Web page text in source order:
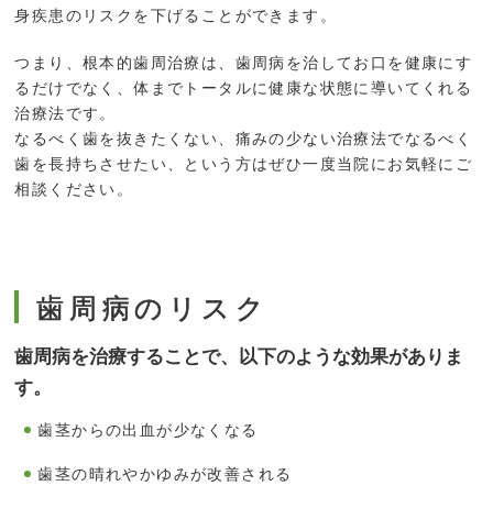
身疾患のリスクを下げることができます。
つまり、根本的歯周治療は、歯周病を治してお口を健康にす
るだけでなく、体までトータルに健康な状態に導いてくれる
治療法です。
なるべく歯を抜きたくない、痛みの少ない治療法でなるべく
歯を長持ちさせたい、という方はぜひ一度当院にお気軽にご
相談ください。
歯周病のリスク
歯周病を治療することで、以下のような効果がありま
す。
歯茎からの出血が少なくなる
歯茎の晴れやかゆみが改善される